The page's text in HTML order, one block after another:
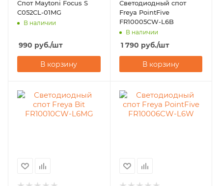
Спот Maytoni Focus S
C052CL-01MG
В наличии
990 руб./шт
В корзину
Светодиодный спот
Freya PointFive
FR10005CW-L6B
В наличии
1 790 руб./шт
В корзину